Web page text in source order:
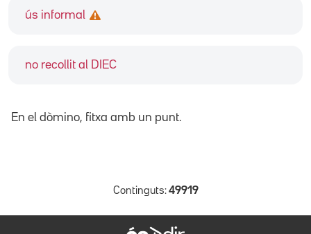
ús informal
no recollit al DIEC
En el dòmino, fitxa amb un punt.
Continguts: 49919